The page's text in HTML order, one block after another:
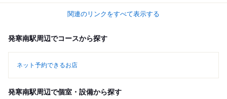
関連のリンクをすべて表示する
発寒南駅周辺でコースから探す
ネット予約できるお店
発寒南駅周辺で個室・設備から探す